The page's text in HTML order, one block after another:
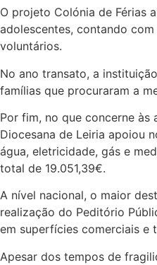
O projeto Colónia de Férias
adolescentes, contando
voluntários.
No ano transato, a
famílias que procuraram a
Por fim, no que concerne às
Diocesana de Leiria apoiou
água, eletricidade, gás e
total de 19.051,39€.
A nível nacional, o maior
realização do Peditório
em superfícies comerciais e
Apesar dos tempos de